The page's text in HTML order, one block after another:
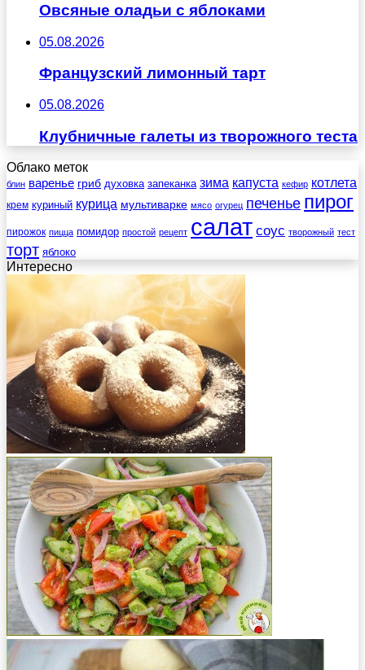
Овсяные оладьи с яблоками
05.08.2026
Французский лимонный тарт
05.08.2026
Клубничные галеты из творожного теста
Облако меток
блин варенье гриб духовка запеканка зима капуста кефир котлета
крем куриный курица мультиварке мясо огурец печенье пирог
пирожок пицца помидор простой рецепт салат соус творожный тест
торт яблоко
Интересно